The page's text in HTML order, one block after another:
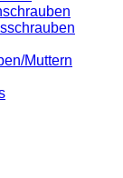
Muttern